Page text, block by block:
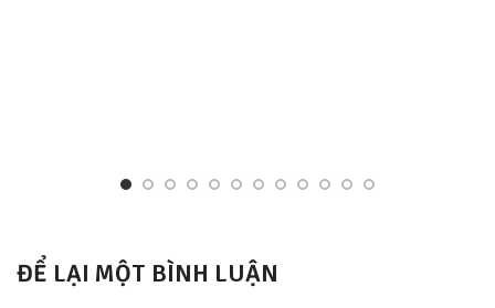
ĐỂ LẠI MỘT BÌNH LUẬN